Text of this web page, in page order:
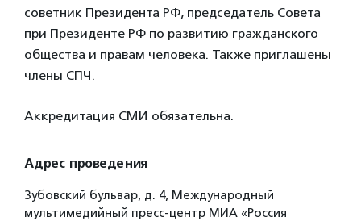
советник Президента РФ, председатель Совета
при Президенте РФ по развитию гражданского
общества и правам человека. Также приглашены
члены СПЧ.
Аккредитация СМИ обязательна.
Адрес проведения
Зубовский бульвар, д. 4, Международный
мультимедийный пресс-центр МИА «Россия